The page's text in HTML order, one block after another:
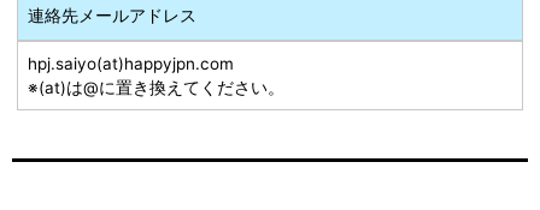
連絡先メールアドレス
hpj.saiyo(at)happyjpn.com
※(at)は@に置き換えてください。